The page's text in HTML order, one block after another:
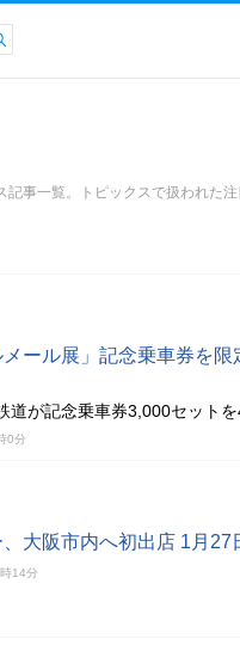
記事一覧。トピックスで扱われた
メール展」記念乗車券を
道が記念乗車券3,000セット
0分
大阪市内へ初出店 1月27
14分